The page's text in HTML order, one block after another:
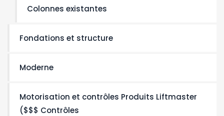
Colonnes existantes
Fondations et structure
Moderne
Motorisation et contrôles Produits Liftmaster
($$$ Contrôles